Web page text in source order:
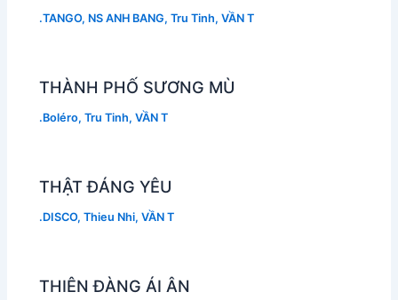
.TANGO, NS ANH BANG,Tru Tinh,VẦN T
THÀNH PHỐ SƯƠNG MÙ
.Boléro,Tru Tinh,VẦN T
THẬT ĐÁNG YÊU
.DISCO,Thieu Nhi,VẦN T
THIÊN ĐÀNG ÁI ÂN